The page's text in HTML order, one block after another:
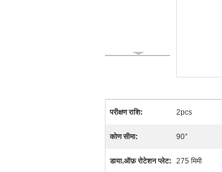
परीक्षण राशि: 2pcs
कोण सीमा: 90°
डाया.ऑफ़ रोटेशन प्लेट: 275 मिमी